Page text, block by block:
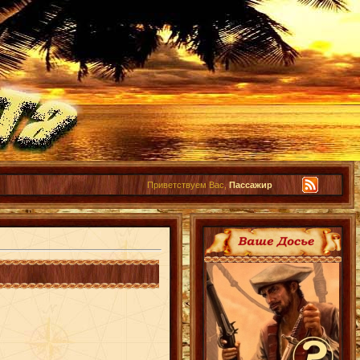
Приветствуем Вас, Пассажир